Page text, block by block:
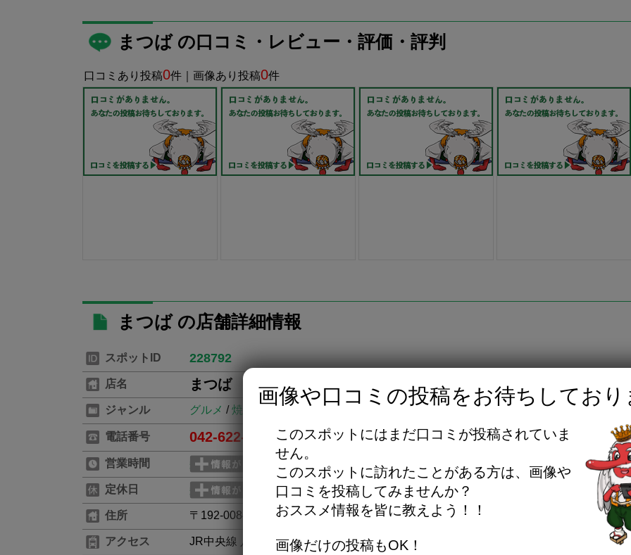
まつば の口コミ・レビュー・評価・評判
口コミあり投稿0件｜画像あり投稿0件
まつば の店舗詳細情報
スポットID 228792
店名 まつば
ジャンル グルメ /焼鳥・串料理
電話番号 042-622-8792 ※お電話の際は「はちなび」を見たと言って貰えると嬉しいです
営業時間
定休日
住所 〒192-0084 東京都八王子市三崎町1-2
アクセス JR中央線 八王子駅北口から徒歩3分
画像や口コミの投稿をお待ちしており
このスポットにはまだ口コミが投稿されていま
せん。
このスポットに訪れたことがある方は、画像や
口コミを投稿してみませんか？
おススメ情報を皆に教えよう！！
画像だけの投稿もOK！